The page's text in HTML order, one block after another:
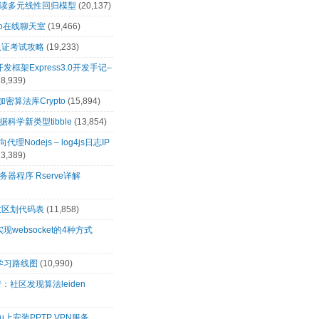
多元线性回归模型 (20,137)
在线聊天室 (19,466)
考试攻略 (19,233)
发框架Express3.0开发手记–
密算法库Crypto (15,894)
科学新类型tibble (13,854)
代理Nodejs – log4js日志IP
器程序 Rserve详解
划代码表 (11,858)
现websocket的4种方式
习路线图 (10,990)
社区发现算法leiden